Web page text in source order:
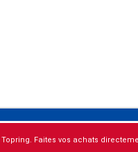
Faites vos achats